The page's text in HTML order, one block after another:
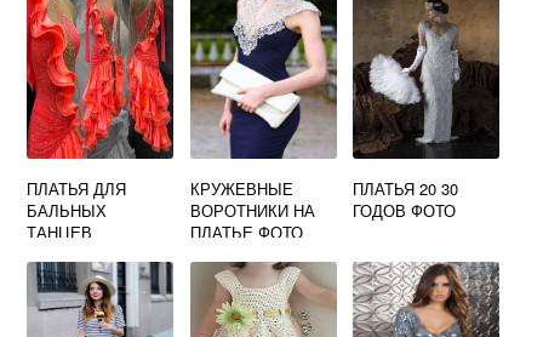
ПЛАТЬЯ ДЛЯ
БАЛЬНЫХ
ТАНЦЕВ
КРУЖЕВНЫЕ
ВОРОТНИКИ НА
ПЛАТЬЕ ФОТО
ПЛАТЬЯ 20 30
ГОДОВ ФОТО